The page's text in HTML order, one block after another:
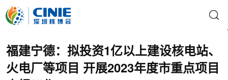
福建宁德：拟投资1亿以上建设核电站、
火电厂等项目 开展2023年度市重点项目